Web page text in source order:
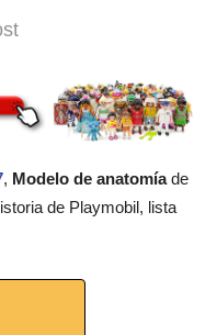
, Modelo de anatomíade
de Playmobil, lista